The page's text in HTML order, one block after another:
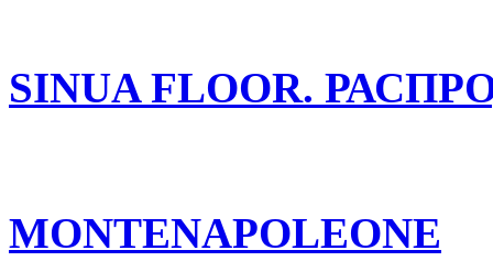
SINUA FLOOR.
MONTENAPOLEONE